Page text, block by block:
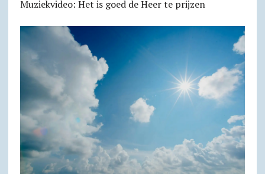
Muziekvideo: Het is goed de Heer te prijzen